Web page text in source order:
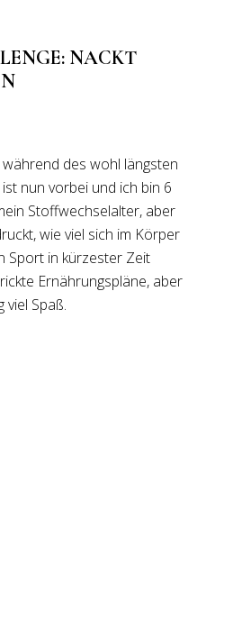
NACKT
des wohl längsten
nun vorbei und ich bin 6
Stoffwechselalter, aber
wie viel sich im Körper
Sport in kürzester Zeit
Ernährungspläne, aber
Spaß.